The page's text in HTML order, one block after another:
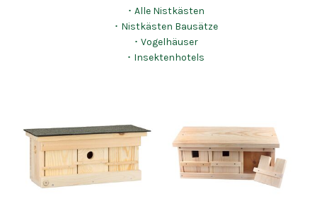
･ Alle Nistkästen
･ Nistkästen Bausätze
･ Vogelhäuser
･ Insektenhotels